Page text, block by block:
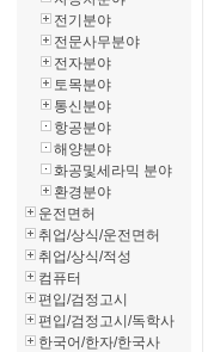
전기분야
전문사무분야
전자분야
토목분야
통신분야
항공분야
해양분야
화공및세라믹 분야
환경분야
운전면허
취업/상식/운전면허
취업/상식/적성
컴퓨터
편입/검정고시
편입/검정고시/독학사
한국어/한자/한국사